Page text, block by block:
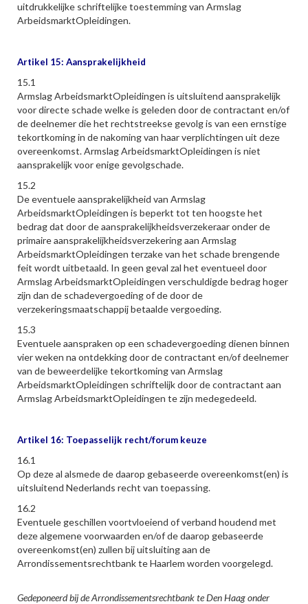
uitdrukkelijke schriftelijke toestemming van Armslag
ArbeidsmarktOpleidingen.
Artikel 15: Aansprakelijkheid
15.1
Armslag ArbeidsmarktOpleidingen is uitsluitend aansprakelijk
voor directe schade welke is geleden door de contractant en/of
de deelnemer die het rechtstreekse gevolg is van een ernstige
tekortkoming in de nakoming van haar verplichtingen uit deze
overeenkomst. Armslag ArbeidsmarktOpleidingen is niet
aansprakelijk voor enige gevolgschade.
15.2
De eventuele aansprakelijkheid van Armslag
ArbeidsmarktOpleidingen is beperkt tot ten hoogste het
bedrag dat door de aansprakelijkheidsverzekeraar onder de
primaire aansprakelijkheidsverzekering aan Armslag
ArbeidsmarktOpleidingen terzake van het schade brengende
feit wordt uitbetaald. In geen geval zal het eventueel door
Armslag ArbeidsmarktOpleidingen verschuldigde bedrag hoger
zijn dan de schadevergoeding of de door de
verzekeringsmaatschappij betaalde vergoeding.
15.3
Eventuele aanspraken op een schadevergoeding dienen binnen
vier weken na ontdekking door de contractant en/of deelnemer
van de beweerdelijke tekortkoming van Armslag
ArbeidsmarktOpleidingen schriftelijk door de contractant aan
Armslag ArbeidsmarktOpleidingen te zijn medegedeeld.
Artikel 16: Toepasselijk recht/forum keuze
16.1
Op deze al alsmede de daarop gebaseerde overeenkomst(en) is
uitsluitend Nederlands recht van toepassing.
16.2
Eventuele geschillen voortvloeiend of verband houdend met
deze algemene voorwaarden en/of de daarop gebaseerde
overeenkomst(en) zullen bij uitsluiting aan de
Arrondissementsrechtbank te Haarlem worden voorgelegd.
Gedeponeerd bij de Arrondissementsrechtbank te Den Haag onder